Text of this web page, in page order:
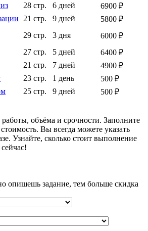
28 стр. 6 дней
6900 ₽
21 стр. 9 дней
5800 ₽
29 стр. 3 дня
6000 ₽
27 стр. 5 дней
6400 ₽
21 стр. 7 дней
4900 ₽
23 стр. 1 день
500 ₽
25 стр. 9 дней
500 ₽
объёма и срочности. Заполните
Вы всегда можете указать
Узнайте, сколько стоит выполнение
опишешь задание, тем больше скидка